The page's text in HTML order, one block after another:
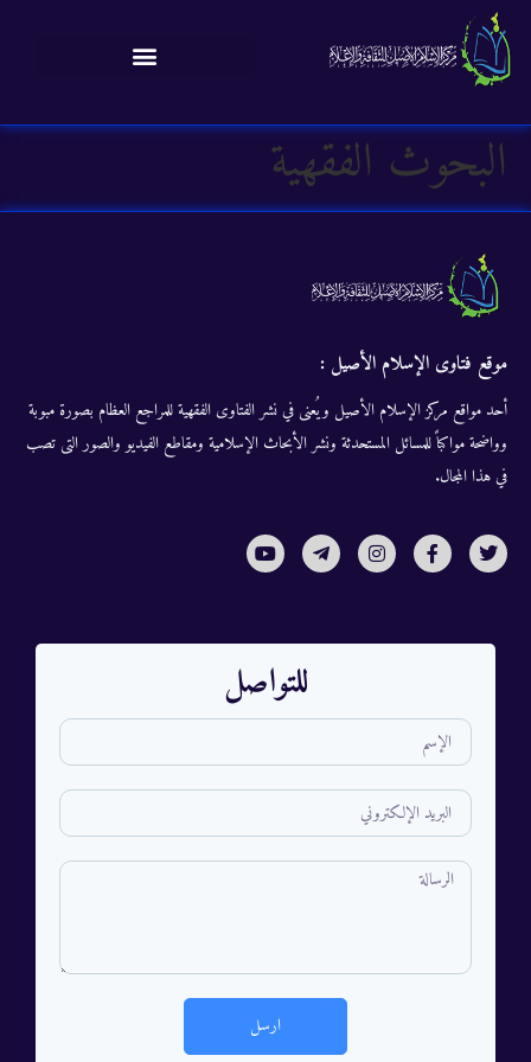
البحوث الفقهية
موقع فتاوى الإسلام الأصيل :
أحد مواقع مركز الإسلام الأصيل ويُعنى في نشر الفتاوى الفقهية للمراجع العظام بصورة مبوبة
وواضحة مواكباً للمسائل المستحدثة ونشر الأبحاث الإسلامية ومقاطع الفيديو والصور التى تصب
في هذا المجال.
للتواصل
ارسل